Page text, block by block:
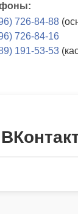
726-84-88
726-84-16
191-53-53